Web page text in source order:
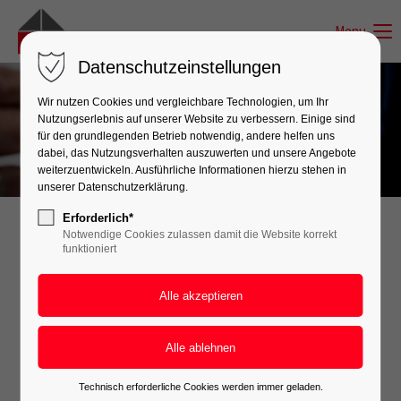
Menu
Elektro-Netzwerk Ramsauer GmbH
& Co.KG
84149 Velden
E-Mail:info@ramsauer-elektro.de
Telefon:08742 - 967 99 16
Datenschutzeinstellungen
Wir nutzen Cookies und vergleichbare Technologien, um Ihr
Nutzungserlebnis auf unserer Website zu verbessern. Einige sind
für den grundlegenden Betrieb notwendig, andere helfen uns
dabei, das Nutzungsverhalten auszuwerten und unsere Angebote
weiterzuentwickeln. Ausführliche Informationen hierzu stehen in
unserer Datenschutzerklärung.
Erforderlich*
Notwendige Cookies zulassen damit die Website korrekt
funktioniert
Technisch erforderliche Cookies werden immer geladen.